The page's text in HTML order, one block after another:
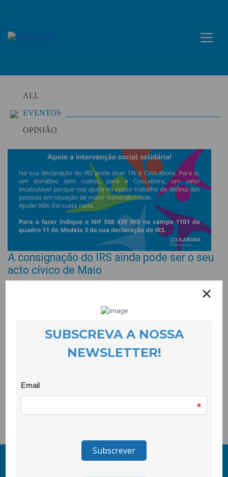
content
ALL
EVENTOS
OPINIÃO
A consignação do IRS ainda pode ser o seu
acto cívico de Maio
IRS às organizações da sociedade civil que reúnem as
condições para o receber. A CooLabora não só reúne essas
donativos recebidos no apoio directo às pessoas em situação
de vulnerabilidade socio-económica. Contamos consigo na